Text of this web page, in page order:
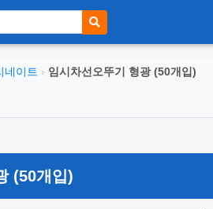
네이트 › 임시차선오뚜기 형광 (50개입)
(50개입)